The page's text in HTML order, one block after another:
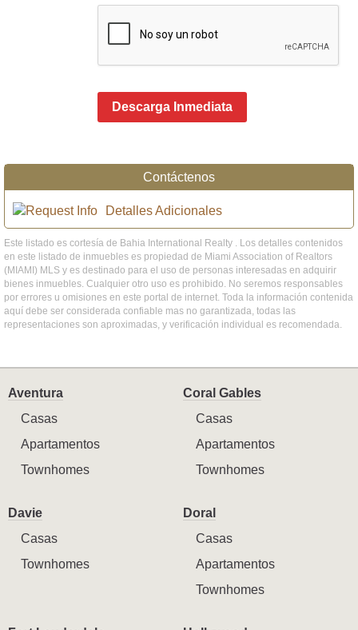
Descarga Inmediata
Contáctenos
Detalles Adicionales
Este listado es cortesía de Bahia International Realty . Los detalles contenidos
en este listado de inmuebles es propiedad de Miami Association of Realtors
(MIAMI) MLS y es destinado para el uso de personas interesadas en adquirir
bienes inmuebles. Cualquier otro uso es prohibido. No seremos responsables
por errores u omisiones en este portal de internet. Toda la información contenida
aquí debe ser considerada confiable mas no garantizada, todas las
representaciones son aproximadas, y verificación individual es recomendada.
Aventura
Casas
Apartamentos
Townhomes
Coral Gables
Casas
Apartamentos
Townhomes
Davie
Casas
Townhomes
Doral
Casas
Apartamentos
Townhomes